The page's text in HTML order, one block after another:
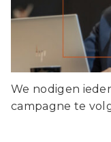
We nodigen
campagne te